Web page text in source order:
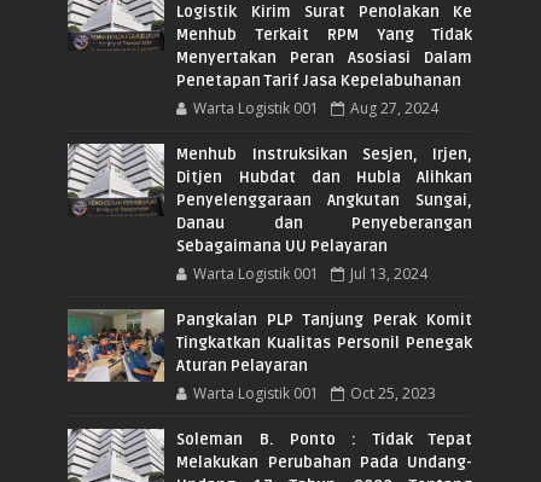
Logistik Kirim Surat Penolakan Ke
Menhub Terkait RPM Yang Tidak
Menyertakan Peran Asosiasi Dalam
Penetapan Tarif Jasa Kepelabuhanan
Warta Logistik 001 Aug 27, 2024
Menhub Instruksikan Sesjen, Irjen,
Ditjen Hubdat dan Hubla Alihkan
Penyelenggaraan Angkutan Sungai,
Danau dan Penyeberangan
Sebagaimana UU Pelayaran
Warta Logistik 001 Jul 13, 2024
Pangkalan PLP Tanjung Perak Komit
Tingkatkan Kualitas Personil Penegak
Aturan Pelayaran
Warta Logistik 001 Oct 25, 2023
Soleman B. Ponto : Tidak Tepat
Melakukan Perubahan Pada Undang-